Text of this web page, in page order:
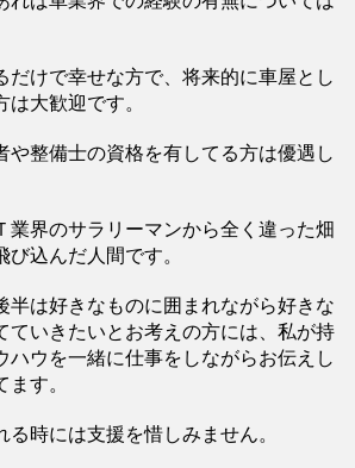
だけで幸せな方で、将来的に車屋とし
大歓迎です。
や整備士の資格を有してる方は優遇し
業界のサラリーマンから全く違った畑
込んだ人間です。
半は好きなものに囲まれながら好きな
ていきたいとお考えの方には、私が持
ハウを一緒に仕事をしながらお伝えし
す。
時には支援を惜しみません。